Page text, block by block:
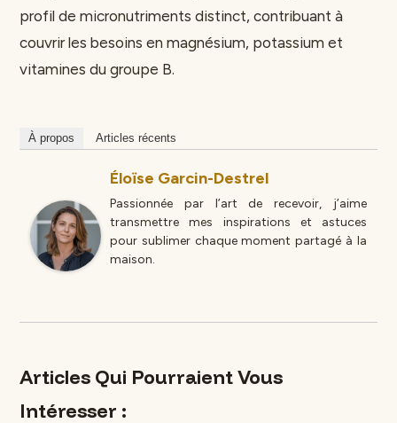
profil de micronutriments distinct, contribuant à
couvrir les besoins en magnésium, potassium et
vitamines du groupe B.
À propos Articles récents
Éloïse Garcin-Destrel
Passionnée par l’art de recevoir, j’aime
transmettre mes inspirations et astuces
pour sublimer chaque moment partagé à la
maison.
Articles Qui Pourraient Vous
Intéresser :